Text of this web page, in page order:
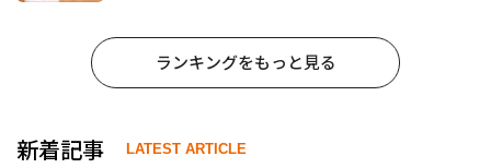
ランキングをもっと見る
新着記事 LATEST ARTICLE